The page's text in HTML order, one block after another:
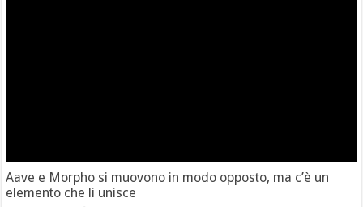
Aave e Morpho si muovono in modo opposto, ma c’è un
elemento che li unisce